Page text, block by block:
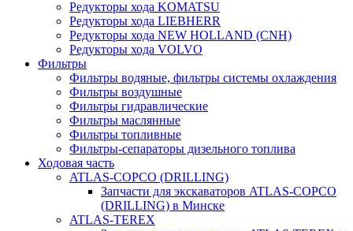
Редукторы хода KOMATSU
Редукторы хода LIEBHERR
Редукторы хода NEW HOLLAND (CNH)
Редукторы хода VOLVO
Фильтры
Фильтры водяные, фильтры системы охлаждения
Фильтры воздушные
Фильтры гидравлические
Фильтры маслянные
Фильтры топливные
Фильтры-сепараторы дизельного топлива
Ходовая часть
ATLAS-COPCO (DRILLING)
Запчасти для экскаваторов ATLAS-COPCO
(DRILLING) в Минске
ATLAS-TEREX